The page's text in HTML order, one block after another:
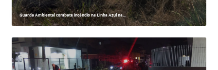
Guarda Ambiental combate incêndio na Linha Azul na...